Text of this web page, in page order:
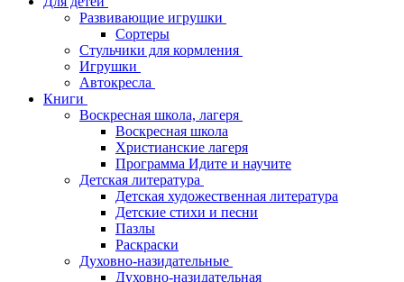
Развивающие игрушки
Сортеры
Стульчики для кормления
Игрушки
Автокресла
Книги
Воскресная школа, лагеря
Воскресная школа
Христианские лагеря
Программа Идите и научите
Детская литература
Детская художественная литература
Детские стихи и песни
Пазлы
Раскраски
Духовно-назидательные
Духовно-назидательная